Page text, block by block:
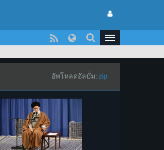
อัพโหลดอัลบั่ม:zip